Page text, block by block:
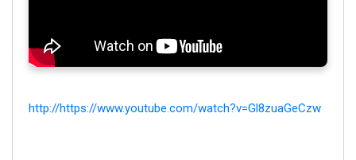
http://https://www.youtube.com/watch?v=Gl8zuaGeCzw